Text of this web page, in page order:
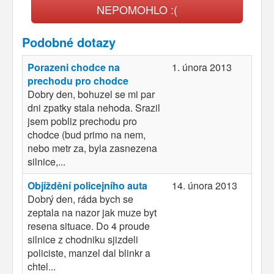
NEPOMOHLO :(
Podobné dotazy
Porazeni chodce na
prechodu pro chodce
Dobry den, bohuzel se mi par
dni zpatky stala nehoda. Srazil
jsem pobliz prechodu pro
chodce (bud primo na nem,
nebo metr za, byla zasnezena
silnice,...
1. února 2013
Objíždění policejního auta
Dobrý den, ráda bych se
zeptala na nazor jak muze byt
resena situace. Do 4 proude
silnice z chodniku sjizdeli
policiste, manzel dal blinkr a
chtel...
14. února 2013